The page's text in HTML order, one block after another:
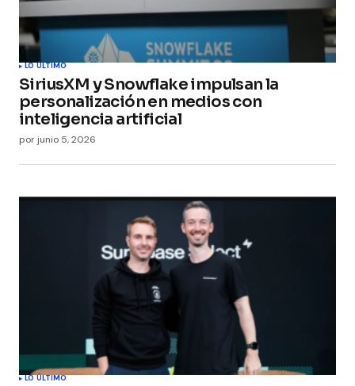
LO ÚLTIMO
SiriusXM y Snowflake impulsan la
personalización en medios con
inteligencia artificial
por junio 5, 2026
LO ÚLTIMO